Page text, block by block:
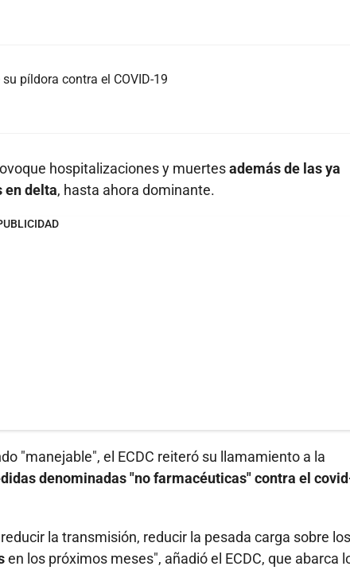
píldora contra el COVID-19
hospitalizaciones y muertesademás de las ya
en delta, hasta ahora dominante.
"manejable", el ECDC reiteró su llamamiento a la
denominadas "no farmacéuticas" contra el
la transmisión, reducir la pesada carga sobre los
en los próximos meses", añadió el ECDC, que abarca